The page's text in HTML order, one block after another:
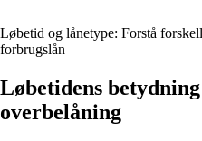
Løbetid og lånetype: Forstå
forbrugslån
Løbetidens
overbelåning